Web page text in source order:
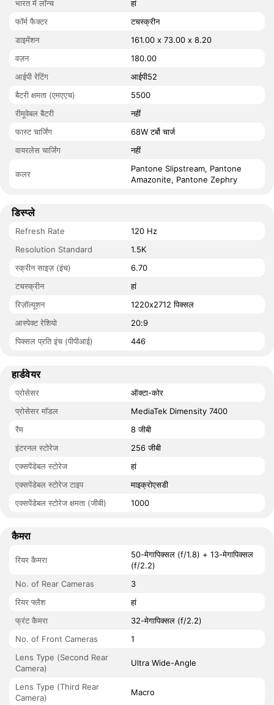
भारत में लॉन्च
हां
फॉर्म फैक्टर
टचस्क्रीन
डाइमेंशन
161.00 x 73.00 x 8.20
वज़न
180.00
आईपी रेटिंग
आईपी52
बैटरी क्षमता (एमएएच)
5500
रीमूवेबल बैटरी
नहीं
फास्ट चार्जिंग
68W टर्बो चार्ज
वायरलेस चार्जिंग
नहीं
कलर
Pantone Slipstream, Pantone
Amazonite, Pantone Zephry
डिस्प्ले
Refresh Rate
120 Hz
Resolution Standard
1.5K
स्क्रीन साइज़ (इंच)
6.70
टचस्क्रीन
हां
रिज़ॉल्यूशन
1220x2712 पिक्सल
आस्पेक्ट रेशियो
20:9
पिक्सल प्रति इंच (पीपीआई)
446
हार्डवेयर
प्रोसेसर
ऑक्टा-कोर
प्रोसेसर मॉडल
MediaTek Dimensity 7400
रैम
8 जीबी
इंटरनल स्टोरेज
256 जीबी
एक्सपेंडेबल स्टोरेज
हां
एक्सपेंडेबल स्टोरेज टाइप
माइक्रोएसडी
एक्सपेंडेबल स्टोरेज क्षमता (जीबी)
1000
कैमरा
रियर कैमरा
50-मेगापिक्सल (f/1.8) + 13-मेगापिक्सल
(f/2.2)
No. of Rear Cameras
3
रियर फ्लैश
हां
फ्रंट कैमरा
32-मेगापिक्सल (f/2.2)
No. of Front Cameras
1
Lens Type (Second Rear
Camera)
Ultra Wide-Angle
Lens Type (Third Rear
Camera)
Macro